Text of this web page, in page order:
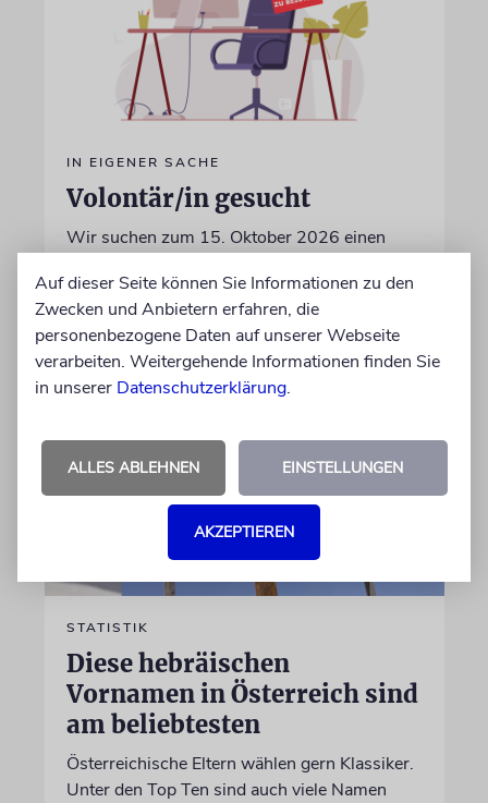
IN EIGENER SACHE
Volontär/in gesucht
Wir suchen zum 15. Oktober 2026 einen
06.07.2026
STATISTIK
Diese hebräischen
Vornamen in Österreich sind
am beliebtesten
Österreichische Eltern wählen gern Klassiker.
Unter den Top Ten sind auch viele Namen
Auf dieser Seite können Sie Informationen zu den
Zwecken und Anbietern erfahren, die
personenbezogene Daten auf unserer Webseite
verarbeiten. Weitergehende Informationen finden Sie
in unserer Datenschutzerklärung.
ALLES ABLEHNEN EINSTELLUNGEN
AKZEPTIEREN